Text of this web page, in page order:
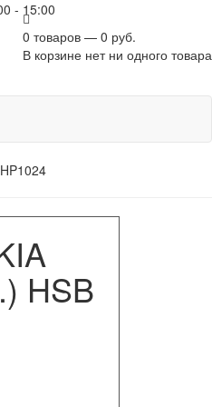
- 15:00
0 товаров — 0 руб.
В корзине нет ни одного товара
HSB